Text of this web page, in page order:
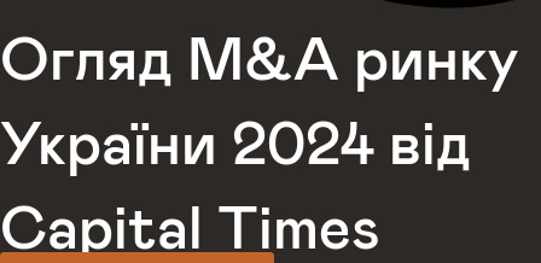
Огляд M&A ринку
України 2024 від
Capital Times